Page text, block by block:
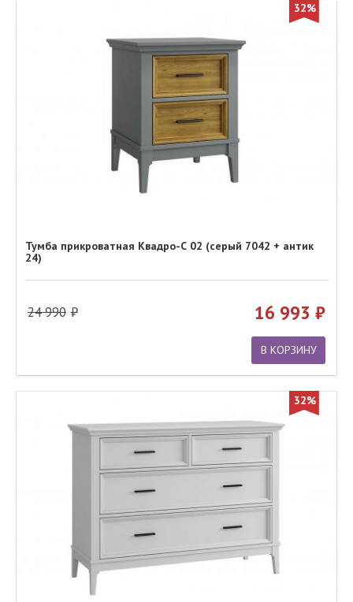
32%
Тумба прикроватная Квадро-С 02 (серый 7042 + антик
24)
24 990 16 993
В КОРЗИНУ
32%